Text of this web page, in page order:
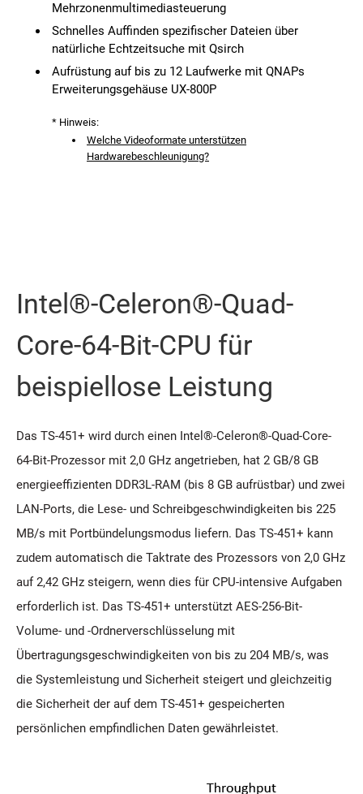
Mehrzonenmultimediasteuerung
Schnelles Auffinden spezifischer Dateien über
natürliche Echtzeitsuche mit Qsirch
Aufrüstung auf bis zu 12 Laufwerke mit QNAPs
Erweiterungsgehäuse UX-800P
* Hinweis:
Welche Videoformate unterstützen
Hardwarebeschleunigung?
Intel®-Celeron®-Quad-
Core-64-Bit-CPU für
beispiellose Leistung
Das TS-451+ wird durch einen Intel®-Celeron®-Quad-Core-
64-Bit-Prozessor mit 2,0 GHz angetrieben, hat 2 GB/8 GB
energieeffizienten DDR3L-RAM (bis 8 GB aufrüstbar) und zwei
LAN-Ports, die Lese- und Schreibgeschwindigkeiten bis 225
MB/s mit Portbündelungsmodus liefern. Das TS-451+ kann
zudem automatisch die Taktrate des Prozessors von 2,0 GHz
auf 2,42 GHz steigern, wenn dies für CPU-intensive Aufgaben
erforderlich ist. Das TS-451+ unterstützt AES-256-Bit-
Volume- und -Ordnerverschlüsselung mit
Übertragungsgeschwindigkeiten von bis zu 204 MB/s, was
die Systemleistung und Sicherheit steigert und gleichzeitig
die Sicherheit der auf dem TS-451+ gespeicherten
persönlichen empfindlichen Daten gewährleistet.